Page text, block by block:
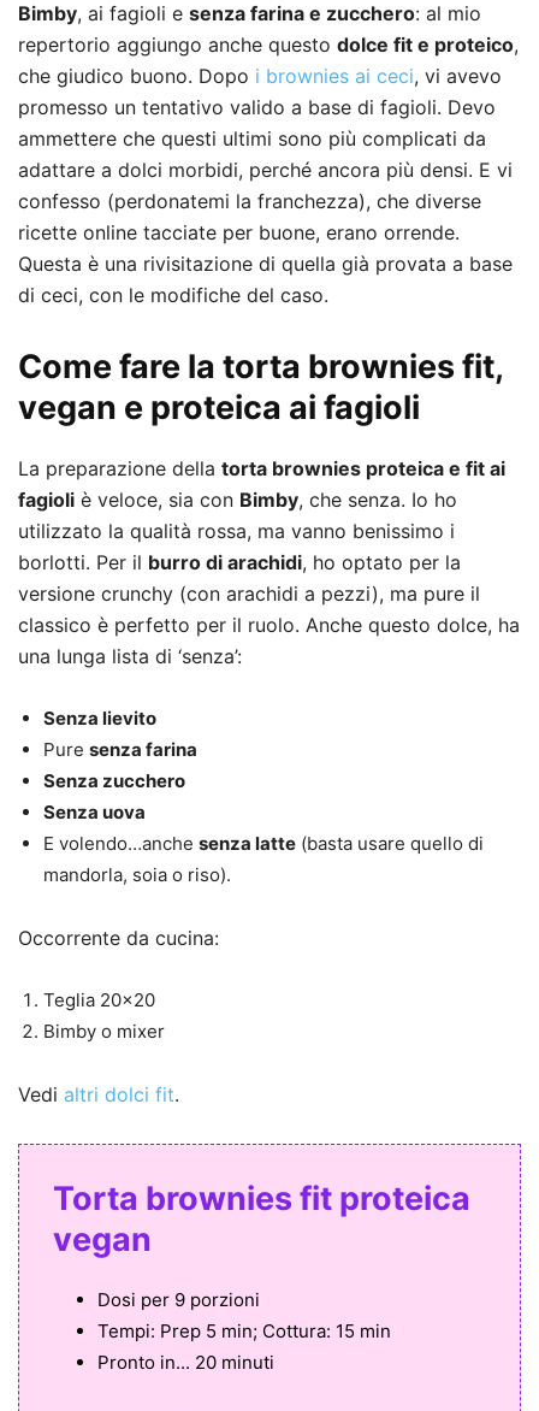
Bimby, ai fagioli e senza farina e zucchero: al mio
repertorio aggiungo anche questo dolce fit e proteico,
che giudico buono. Dopo i brownies ai ceci, vi avevo
promesso un tentativo valido a base di fagioli. Devo
ammettere che questi ultimi sono più complicati da
adattare a dolci morbidi, perché ancora più densi. E vi
confesso (perdonatemi la franchezza), che diverse
ricette online tacciate per buone, erano orrende.
Questa è una rivisitazione di quella già provata a base
di ceci, con le modifiche del caso.
Come fare la torta brownies fit,
vegan e proteica ai fagioli
La preparazione della torta brownies proteica e fit ai
fagioli è veloce, sia con Bimby, che senza. Io ho
utilizzato la qualità rossa, ma vanno benissimo i
borlotti. Per il burro di arachidi, ho optato per la
versione crunchy (con arachidi a pezzi), ma pure il
classico è perfetto per il ruolo. Anche questo dolce, ha
una lunga lista di ‘senza’:
Senza lievito
Pure senza farina
Senza zucchero
Senza uova
E volendo…anche senza latte (basta usare quello di
mandorla, soia o riso).
Occorrente da cucina:
Teglia 20×20
Bimby o mixer
Vedi altri dolci fit.
Torta brownies fit proteica
vegan
Dosi per 9 porzioni
Tempi: Prep 5 min; Cottura: 15 min
Pronto in... 20 minuti